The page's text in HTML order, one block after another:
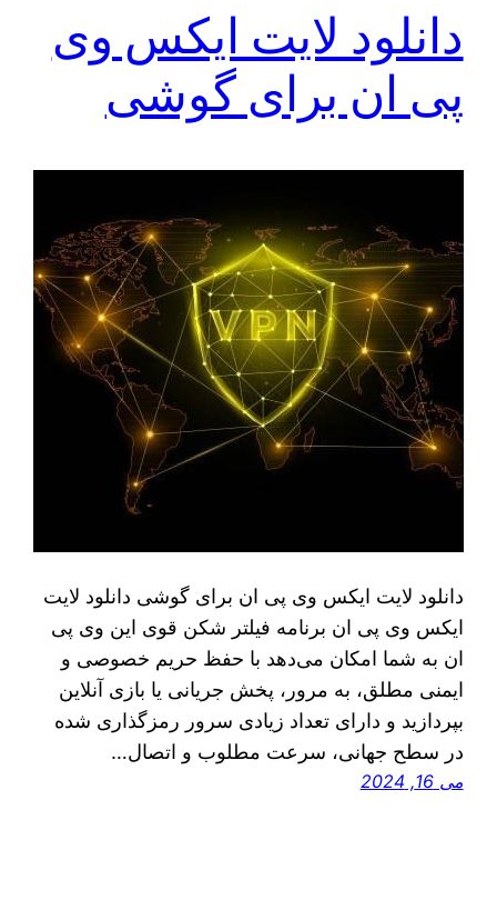
دانلود لایت ایکس وی
پی ان برای گوشی
دانلود لایت ایکس وی پی ان برای گوشی دانلود لایت
ایکس وی پی ان برنامه فیلتر شکن قوی این وی پی
ان به شما امکان می‌دهد با حفظ حریم خصوصی و
ایمنی مطلق، به مرور، پخش جریانی یا بازی آنلاین
بپردازید و دارای تعداد زیادی سرور رمزگذاری شده
در سطح جهانی، سرعت مطلوب و اتصال…
می 16, 2024